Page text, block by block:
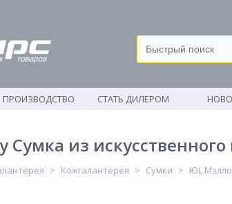
ПРОИЗВОДСТВО
СТАТЬ ДИЛЕРОМ
из
Кожгалантерея Сумки ЮL